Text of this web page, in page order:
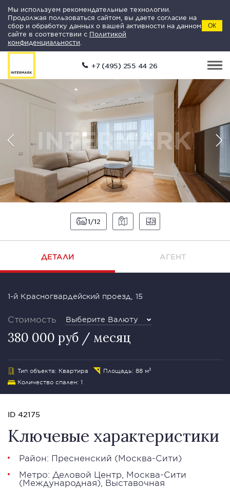
Мы используем рекомендательные технологии.
Продолжая пользоваться сайтом, вы даете согласие на
сбор и обработку данных о вашей активности на данном
сайте в соответствии с Политикой
конфиденциальности
ОК
+7 (495) 255 44 26
1 12
ДЕТАЛИ АГЕНТ
1-й Красногвардейский проезд, 15
Стоимость Выберите Валюту
380 000 руб / месяц
Тип объекта: Квартира
Площадь: 88 м²
Количество спален: 1
ID 42175
Ключевые характеристики
Район: Пресненский (Москва-Сити)
Метро: Деловой Центр Москва-Сити
(Международная) Выставочная